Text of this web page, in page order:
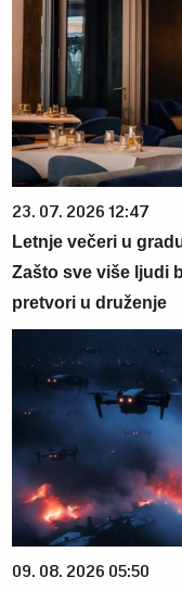
23. 07. 2026 12:47
Letnje večeri u
Zašto sve više ljudi
pretvori u druženje
09. 08. 2026 05:50